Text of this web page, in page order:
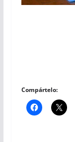
Compártelo: